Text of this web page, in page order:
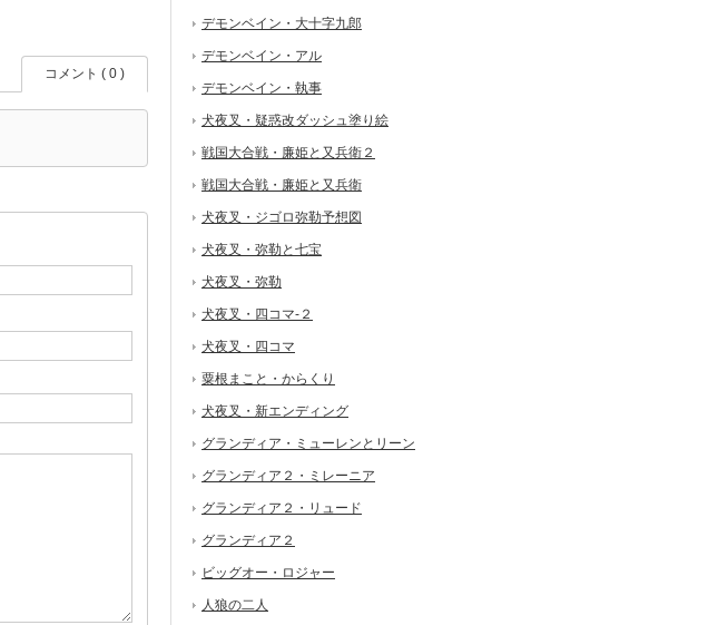
コメント ( 0 )
デモンベイン・大十字九郎
デモンベイン・アル
デモンベイン・執事
犬夜叉・疑惑改ダッシュ塗り絵
戦国大合戦・廉姫と又兵衛２
戦国大合戦・廉姫と又兵衛
犬夜叉・ジゴロ弥勒予想図
犬夜叉・弥勒と七宝
犬夜叉・弥勒
犬夜叉・四コマ-２
犬夜叉・四コマ
粟根まこと・からくり
犬夜叉・新エンディング
グランディア・ミューレンとリーン
グランディア２・ミレーニア
グランディア２・リュード
グランディア２
ビッグオー・ロジャー
人狼の二人